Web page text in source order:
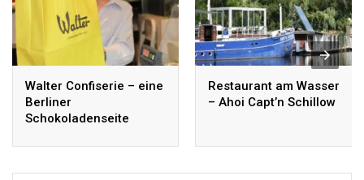
Walter Confiserie – eine
Berliner
Schokoladenseite
Restaurant am Wasser
– Ahoi Capt’n Schillow